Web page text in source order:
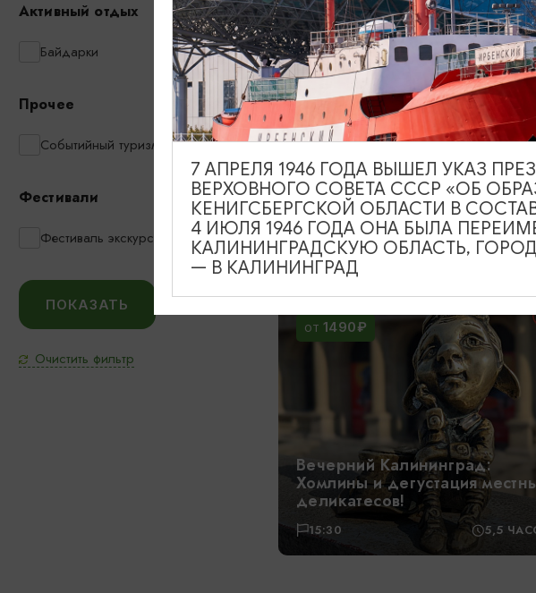
Активный отдых
Байдарки
Прочее
Событийный туризм
Фестивали
Фестиваль экскурсий
ОТ1000₽
Истории и тайны
Калининграда с дегустацией
марципана в бастионе
«Обертайх»
10:00, 14:00
ОТ 1490₽
Вечерний Калининград:
Хомлины и дегустация
деликатесов!
15:30 5,5
7 АПРЕЛЯ 1946 ГОДА ВЫШЕЛ УКАЗ
ВЕРХОВНОГО СОВЕТА СССР «ОБ
КЕНИГСБЕРГСКОЙ ОБЛАСТИ В
4 ИЮЛЯ 1946 ГОДА ОНА БЫЛА
КАЛИНИНГРАДСКУЮ ОБЛАСТЬ,
— В КАЛИНИНГРАД